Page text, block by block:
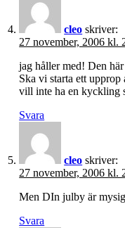
cleo skriver:
27 november, 2006 kl.
jag håller med! Den
Ska vi starta ett upprop
vill inte ha en kyckling
Svara
cleo skriver:
27 november, 2006 kl.
Men DIn julby är
Svara